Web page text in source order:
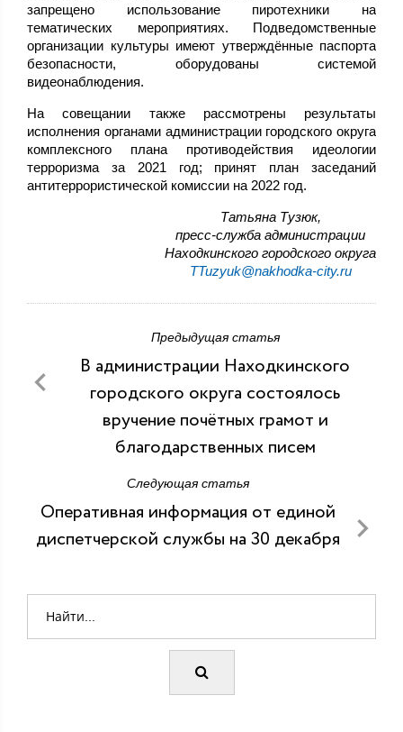
запрещено использование пиротехники на
тематических мероприятиях. Подведомственные
организации культуры имеют утверждённые паспорта
безопасности, оборудованы системой
видеонаблюдения.
На совещании также рассмотрены результаты
исполнения органами администрации городского округа
комплексного плана противодействия идеологии
терроризма за 2021 год; принят план заседаний
антитеррористической комиссии на 2022 год.
,Татьяна Тузюк
пресс-служба администрации
Находкинского городского округа
TTuzyuk@nakhodka-city.ru
Предыдущая статья
В администрации Находкинского
городского округа состоялось
вручение почётных грамот и
благодарственных писем
Следующая статья
Оперативная информация от единой
диспетчерской службы на 30 декабря